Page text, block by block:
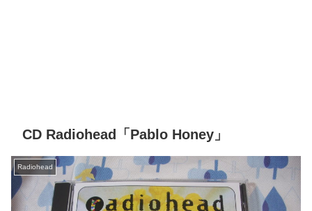
CD Radiohead「Pablo Honey」
Radiohead